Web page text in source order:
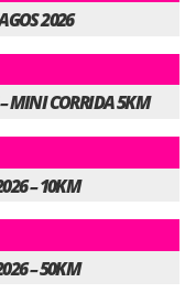
2026
MINI CORRIDA 5KM
– 10KM
– 50KM